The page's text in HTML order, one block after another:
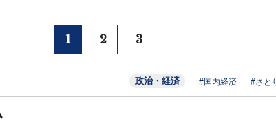
1 2 3
政治・経済 #国内経済 #さと